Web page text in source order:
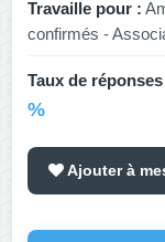
Travaille pour :
confirmés -
Taux de
%
Ajouter à